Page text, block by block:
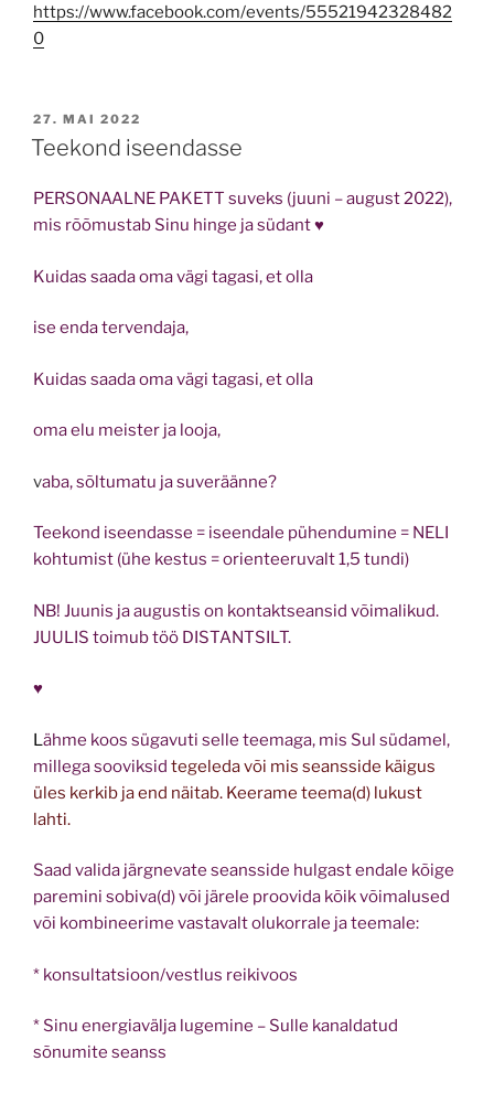
https://www.facebook.com/events/55521942328482
0
POSTED
ON
27. MAI 2022
Teekond iseendasse
PERSONAALNE PAKETT suveks (juuni – august 2022),
mis rõõmustab Sinu hinge ja südant ♥
Kuidas saada oma vägi tagasi, et olla
ise enda tervendaja,
Kuidas saada oma vägi tagasi, et olla
oma elu meister ja looja,
vaba, sõltumatu ja suveräänne?
Teekond iseendasse = iseendale pühendumine = NELI
kohtumist (ühe kestus = orienteeruvalt 1,5 tundi)
NB! Juunis ja augustis on kontaktseansid võimalikud.
JUULIS toimub töö DISTANTSILT.
♥
Lähme koos sügavuti selle teemaga, mis Sul südamel,
millega sooviksid tegeleda või mis seansside käigus
üles kerkib ja end näitab. Keerame teema(d) lukust
lahti.
Saad valida järgnevate seansside hulgast endale kõige
paremini sobiva(d) või järele proovida kõik võimalused
või kombineerime vastavalt olukorrale ja teemale:
* konsultatsioon/vestlus reikivoos
* Sinu energiavälja lugemine – Sulle kanaldatud
sõnumite seanss